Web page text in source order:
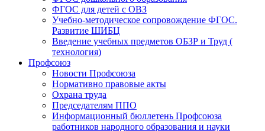
ФГОС для детей с ОВЗ
Учебно-методическое сопровождение ФГОС.
Развитие ШИБЦ
Введение учебных предметов ОБЗР и Труд (
технология)
Профсоюз
Новости Профсоюза
Нормативно правовые акты
Охрана труда
Председателям ППО
Информационный бюллетень Профсоюза
работников народного образования и науки